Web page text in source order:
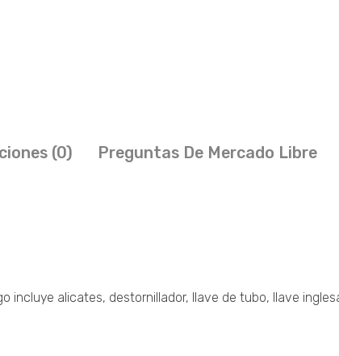
(0) Preguntas De Mercado Libre
alicates, destornillador, llave de tubo, llave